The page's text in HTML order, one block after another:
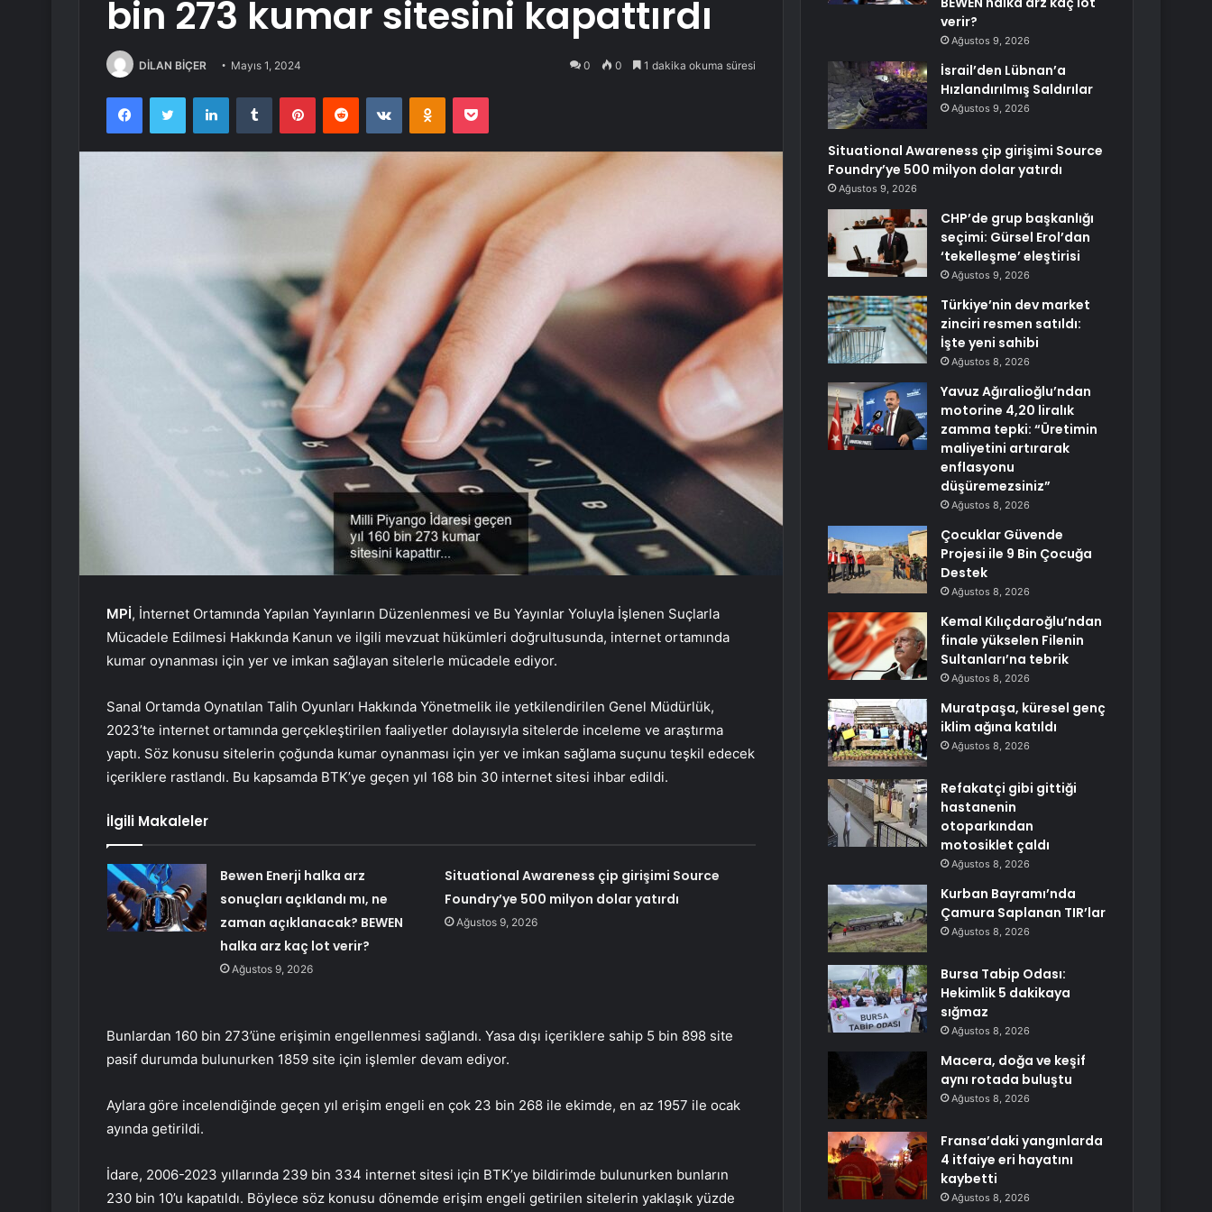
bin 273 kumar sitesini kapattırdı
DİLAN BİÇER Mayıs 1, 2024 0 0 1 dakika okuma süresi
FacebookTwitter LinkedInTumblr PinterestReddit VKontakteOdnoklassniki
Pocket
MPİ, İnternet Ortamında Yapılan Yayınların Düzenlenmesi ve Bu Yayınlar Yoluyla İşlenen Suçlarla
Mücadele Edilmesi Hakkında Kanun ve ilgili mevzuat hükümleri doğrultusunda, internet ortamında
kumar oynanması için yer ve imkan sağlayan sitelerle mücadele ediyor.
Sanal Ortamda Oynatılan Talih Oyunları Hakkında Yönetmelik ile yetkilendirilen Genel Müdürlük,
2023’te internet ortamında gerçekleştirilen faaliyetler dolayısıyla sitelerde inceleme ve araştırma
yaptı. Söz konusu sitelerin çoğunda kumar oynanması için yer ve imkan sağlama suçunu teşkil edecek
içeriklere rastlandı. Bu kapsamda BTK’ye geçen yıl 168 bin 30 internet sitesi ihbar edildi.
İlgili Makaleler
Bewen Enerji halka arz
sonuçları açıklandı mı, ne
zaman açıklanacak? BEWEN
halka arz kaç lot verir?
Ağustos 9, 2026
Situational Awareness çip girişimi Source
Foundry’ye 500 milyon dolar yatırdı
Ağustos 9, 2026
Bunlardan 160 bin 273’üne erişimin engellenmesi sağlandı. Yasa dışı içeriklere sahip 5 bin 898 site
pasif durumda bulunurken 1859 site için işlemler devam ediyor.
Aylara göre incelendiğinde geçen yıl erişim engeli en çok 23 bin 268 ile ekimde, en az 1957 ile ocak
ayında getirildi.
İdare, 2006-2023 yıllarında 239 bin 334 internet sitesi için BTK’ye bildirimde bulunurken bunların
230 bin 10’u kapatıldı. Böylece söz konusu dönemde erişim engeli getirilen sitelerin yaklaşık yüzde
verir?
Ağustos 9, 2026
İsrail’den Lübnan’a
Hızlandırılmış Saldırılar
Ağustos 9, 2026
Situational Awareness çip girişimi Source
Foundry’ye 500 milyon dolar yatırdı
Ağustos 9, 2026
CHP’de grup başkanlığı
seçimi: Gürsel Erol’dan
‘tekelleşme’ eleştirisi
Ağustos 9, 2026
Türkiye’nin dev market
zinciri resmen satıldı:
İşte yeni sahibi
Ağustos 8, 2026
Yavuz Ağıralioğlu’ndan
motorine 4,20 liralık
zamma tepki: “Üretimin
maliyetini artırarak
enflasyonu
düşüremezsiniz”
Ağustos 8, 2026
Çocuklar Güvende
Projesi ile 9 Bin Çocuğa
Destek
Ağustos 8, 2026
Kemal Kılıçdaroğlu’ndan
finale yükselen Filenin
Sultanları’na tebrik
Ağustos 8, 2026
Muratpaşa, küresel genç
iklim ağına katıldı
Ağustos 8, 2026
Refakatçi gibi gittiği
hastanenin
otoparkından
motosiklet çaldı
Ağustos 8, 2026
Kurban Bayramı’nda
Çamura Saplanan TIR’lar
Ağustos 8, 2026
Bursa Tabip Odası:
Hekimlik 5 dakikaya
sığmaz
Ağustos 8, 2026
Macera, doğa ve keşif
aynı rotada buluştu
Ağustos 8, 2026
Fransa’daki yangınlarda
4 itfaiye eri hayatını
kaybetti
Ağustos 8, 2026